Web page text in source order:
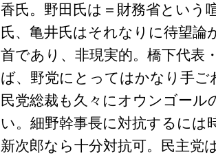
香氏。野田氏は＝財務省という
氏、亀井氏はそれなりに待望論
首であり、非現実的。橋下代表
ば、野党にとってはかなり手
民党総裁も久々にオウンゴール
い。細野幹事長に対抗するには
新次郎なら十分対抗可。民主党